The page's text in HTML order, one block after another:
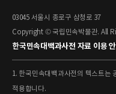
03045 서울시 종로구 삼청로 37
Copyright © 국립민속박물관. All
한국민속대백과사전 자료 이용
1. 한국민속대백과사전의 텍스트는
적용합니다.